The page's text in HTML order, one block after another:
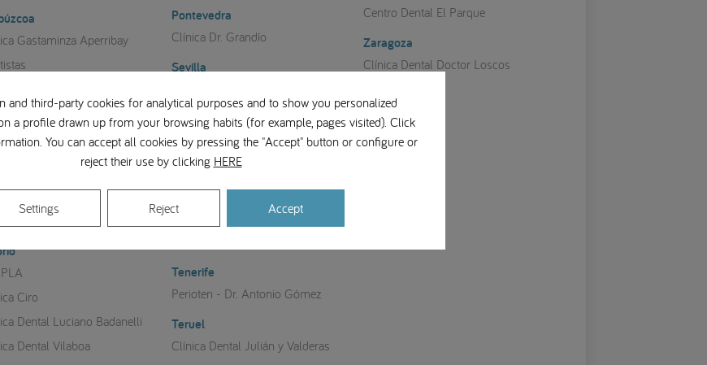
Gastaminza Aperribay
Palmas
Brånemark Las Palmas
Dental Pedro Barrio
Ciro
Dental Luciano Badanelli
Dental Vilaboa
Pontevedra
Clínica Dr. Grandío
Sevilla
Especializada
Gallego Experiencia Dental
Soria
Clínica Rafael Peñuelas
Tenerife
Perioten - Dr. Antonio Gómez
Teruel
Clínica Dental Julián y Valderas
Centro Dental El Parque
Zaragoza
Clínica Dental Doctor Loscos
and third-party cookies for analytical purposes and to show you personalized
a profile drawn up from your browsing habits (for example, pages visited). Click
You can accept all cookies by pressing the "Accept" button or configure or
reject their use by clicking HERE
Accept
Reject
Settings